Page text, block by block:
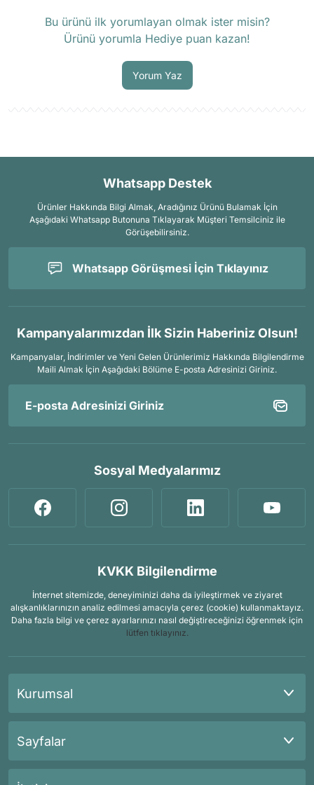
Bu ürünü ilk yorumlayan olmak ister misin?
Ürünü yorumla Hediye puan kazan!
Yorum Yaz
Whatsapp Destek
Ürünler Hakkında Bilgi Almak, Aradığınız Ürünü Bulamak İçin
Aşağıdaki Whatsapp Butonuna Tıklayarak Müşteri Temsilciniz ile
Görüşebilirsiniz.
Whatsapp Görüşmesi İçin Tıklayınız
Kampanyalarımızdan İlk Sizin Haberiniz Olsun!
Kampanyalar, İndirimler ve Yeni Gelen Ürünlerimiz Hakkında Bilgilendirme
Maili Almak İçin Aşağıdaki Bölüme E-posta Adresinizi Giriniz.
Sosyal Medyalarımız
KVKK Bilgilendirme
İnternet sitemizde, deneyiminizi daha da iyileştirmek ve ziyaret
alışkanlıklarınızın analiz edilmesi amacıyla çerez (cookie) kullanmaktayız.
Daha fazla bilgi ve çerez ayarlarınızı nasıl değiştireceğinizi öğrenmek için
lütfen tıklayınız.
Kurumsal
Sayfalar